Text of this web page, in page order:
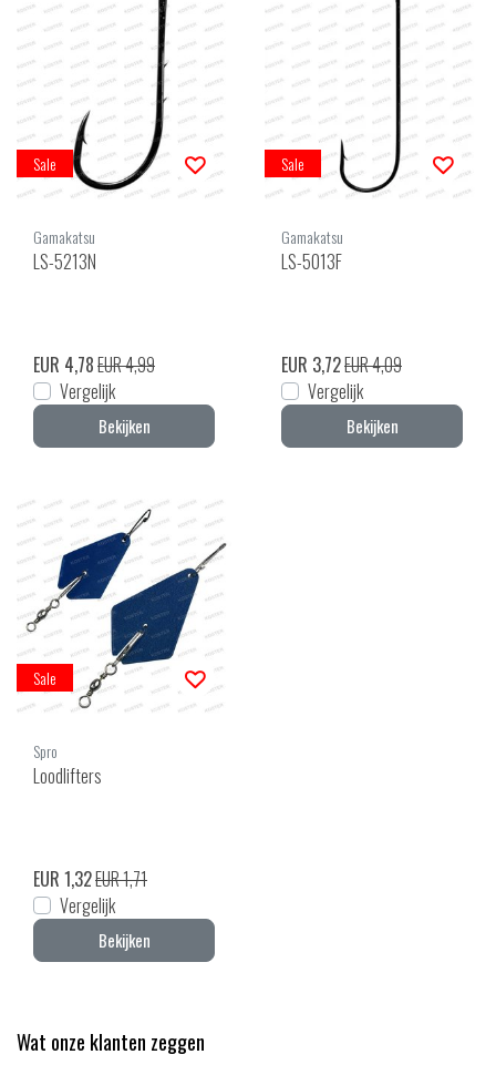
Sale
Gamakatsu
LS-5213N
EUR 4,78EUR 4,99
Vergelijk
Bekijken
Sale
Gamakatsu
LS-5013F
EUR 3,72EUR 4,09
Vergelijk
Bekijken
Sale
Spro
Loodlifters
EUR 1,32EUR 1,71
Vergelijk
Bekijken
Wat onze klanten zeggen